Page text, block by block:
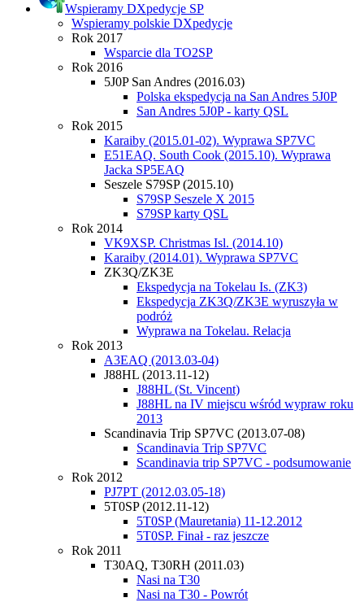
Wspieramy DXpedycje SP
Wspieramy polskie DXpedycje
Rok 2017
Wsparcie dla TO2SP
Rok 2016
5J0P San Andres (2016.03)
Polska ekspedycja na San Andres 5J0P
San Andres 5J0P - karty QSL
Rok 2015
Karaiby (2015.01-02). Wyprawa SP7VC
E51EAQ. South Cook (2015.10). Wyprawa
Jacka SP5EAQ
Seszele S79SP (2015.10)
S79SP Seszele X 2015
S79SP karty QSL
Rok 2014
VK9XSP. Christmas Isl. (2014.10)
Karaiby (2014.01). Wyprawa SP7VC
ZK3Q/ZK3E
Ekspedycja na Tokelau Is. (ZK3)
Ekspedycja ZK3Q/ZK3E wyruszyła w
podróż
Wyprawa na Tokelau. Relacja
Rok 2013
A3EAQ (2013.03-04)
J88HL (2013.11-12)
J88HL (St. Vincent)
J88HL na IV miejscu wśród wypraw roku
2013
Scandinavia Trip SP7VC (2013.07-08)
Scandinavia Trip SP7VC
Scandinavia trip SP7VC - podsumowanie
Rok 2012
PJ7PT (2012.03.05-18)
5T0SP (2012.11-12)
5T0SP (Mauretania) 11-12.2012
5T0SP. Finał - raz jeszcze
Rok 2011
T30AQ, T30RH (2011.03)
Nasi na T30
Nasi na T30 - Powrót